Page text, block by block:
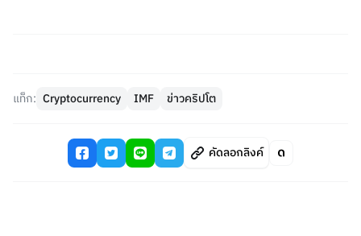
แท็ก: Cryptocurrency IMF ข่าวคริปโต
คัดลอกลิงค์